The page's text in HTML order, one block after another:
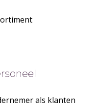
als klanten